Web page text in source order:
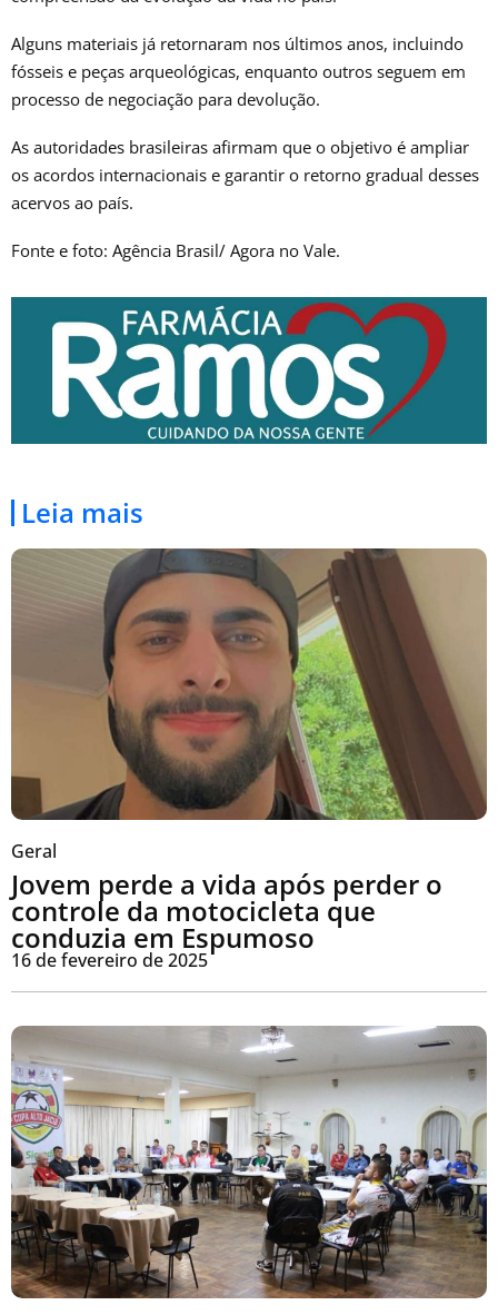
Alguns materiais já retornaram nos últimos anos, incluindo
fósseis e peças arqueológicas, enquanto outros seguem em
processo de negociação para devolução.
As autoridades brasileiras afirmam que o objetivo é ampliar
os acordos internacionais e garantir o retorno gradual desses
acervos ao país.
Fonte e foto: Agência Brasil/ Agora no Vale.
Leia mais
Geral
Jovem perde a vida após perder o
controle da motocicleta que
conduzia em Espumoso
16 de fevereiro de 2025